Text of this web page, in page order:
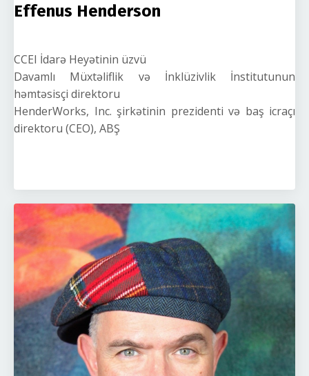
Effenus Henderson
CCEI İdarə Heyətinin üzvü
Davamlı Müxtəliflik və İnklüzivlik İnstitutunun
həmtəsisçi direktoru
HenderWorks, Inc. şirkətinin prezidenti və baş icraçı
direktoru (CEO), ABŞ